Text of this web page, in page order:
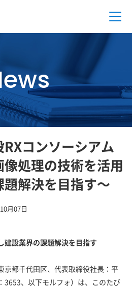
コンソーシアム
処理の技術を活用
題解決を目指す～
月07日
建設業界の課題解決を目指す
京都千代田区、代表取締役社長：平
3653、以下モルフォ）は、このたび